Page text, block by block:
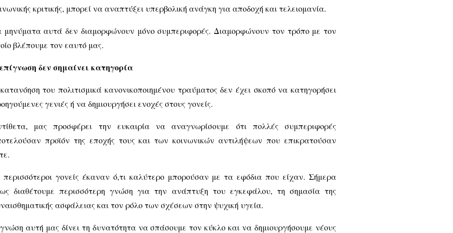
κριτικής, μπορεί να αναπτύξει υπερβολική ανάγκη για αποδοχή και τελειομανία.
μηνύματα αυτά δεν διαμορφώνουν μόνο συμπεριφορές. Διαμορφώνουν τον τρόπο με τον
βλέπουμε τον εαυτό μας.
δεν σημαίνει κατηγορία
του πολιτισμικά κανονικοποιημένου τραύματος δεν έχει σκοπό να κατηγορήσει
γενιές ή να δημιουργήσει ενοχές στους γονείς.
μας προσφέρει την ευκαιρία να αναγνωρίσουμε ότι πολλές συμπεριφορές
προϊόν της εποχής τους και των κοινωνικών αντιλήψεων που επικρατούσαν
περισσότεροι γονείς έκαναν ό,τι καλύτερο μπορούσαν με τα εφόδια που είχαν. Σήμερα
διαθέτουμε περισσότερη γνώση για την ανάπτυξη του εγκεφάλου, τη σημασία της
ασφάλειας και τον ρόλο των σχέσεων στην ψυχική υγεία.
αυτή μας δίνει τη δυνατότητα να σπάσουμε τον κύκλο και να δημιουργήσουμε νέους